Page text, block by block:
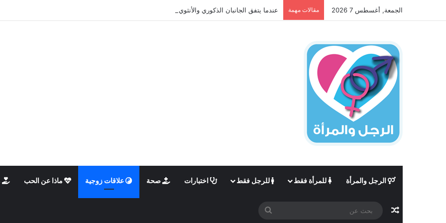
الجمعة, أغسطس 7 2026 مقالات مهمة عندما يتفق الجانبان الذكوري والأنثوي داخلنا، ما الذي يحدث؟
الرجل والمرأة للمرأة فقط للرجل فقط اختبارات صحة علاقات زوجية ماذا عن الحب
مقال عشوائي
بحث